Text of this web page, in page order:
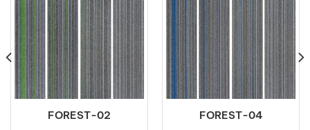
FOREST-02 FOREST-04